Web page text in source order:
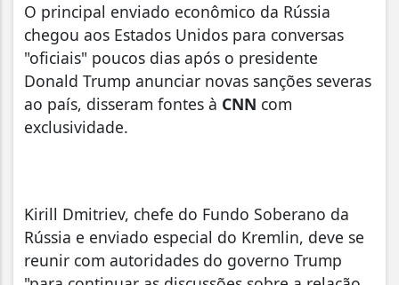
O principal enviado econômico da Rússia
chegou aos Estados Unidos para conversas
"oficiais" poucos dias após o presidente
Donald Trump anunciar novas sanções severas
ao país, disseram fontes à CNN com
exclusividade.
Kirill Dmitriev, chefe do Fundo Soberano da
Rússia e enviado especial do Kremlin, deve se
reunir com autoridades do governo Trump